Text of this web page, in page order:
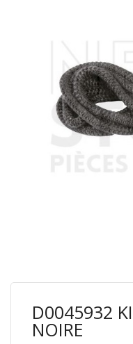
D0045932
NOIRE